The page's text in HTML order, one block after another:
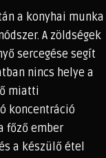
a konyhai munka
A zöldségek
sercegése segít
nincs helye a
miatti
koncentráció
főző ember
a készülő étel